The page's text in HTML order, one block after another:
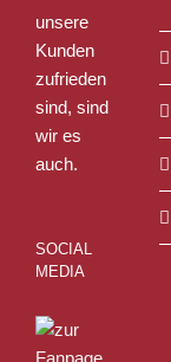
unsere
Kunden
zufrieden
sind, sind
wir es
auch.
SOCIAL
MEDIA